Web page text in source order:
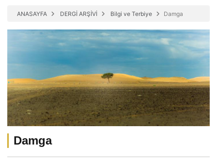
ANASAYFA DERGİ ARŞİVİ Bilgi ve Terbiye Damga
Damga